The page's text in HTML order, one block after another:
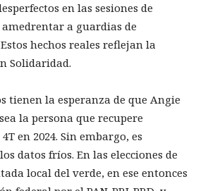
en las sesiones de
a guardias de
hechos reales reflejan la
Solidaridad.
tienen la esperanza de que Angie
la persona que recupere
en 2024. Sin embargo, es
datos fríos. En las elecciones de
local del verde, en ese entonces